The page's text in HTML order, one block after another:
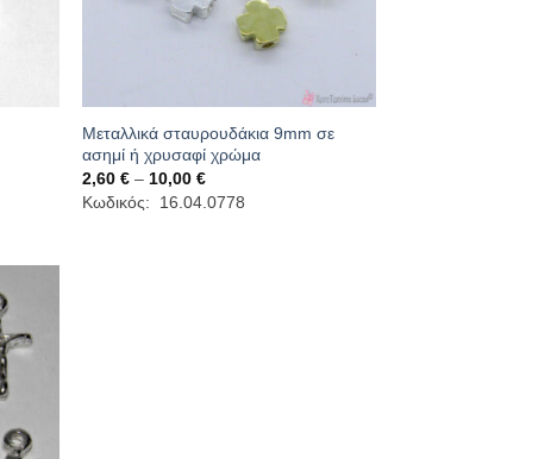
Μεταλλικά σταυρουδάκια 9mm σε
ασημί ή χρυσαφί χρώμα
2,60€ – 10,00€Price
range:
2,60 €
Κωδικός: 16.04.0778